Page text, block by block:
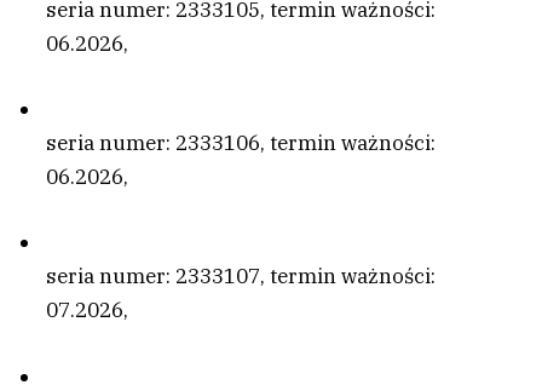
seria numer: 2333105, termin ważności:
06.2026,
seria numer: 2333106, termin ważności:
06.2026,
seria numer: 2333107, termin ważności:
07.2026,